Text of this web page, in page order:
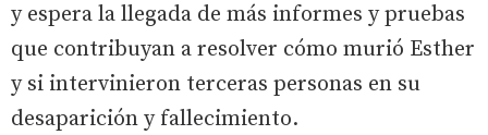
y espera la llegada de más informes y pruebas
que contribuyan a resolver cómo murió Esther
y si intervinieron terceras personas en su
desaparición y fallecimiento.